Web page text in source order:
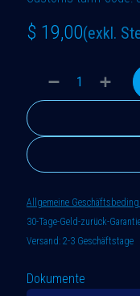
$ 19,00(exkl.
Allgemeine
30-Tage-Geld-zurück-
Versand: 2-3 Geschäftstage
Dokumente